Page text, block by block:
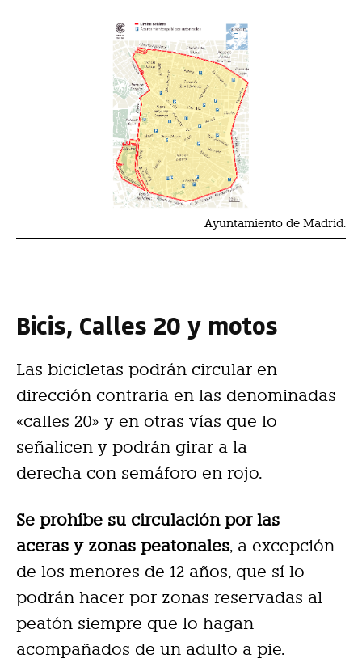
Ayuntamiento de Madrid.
Bicis, Calles 20 y motos
Las bicicletas podrán circular en
dirección contraria en las denominadas
«calles 20» y en otras vías que lo
señalicen y podrán girar a la
derecha con semáforo en rojo.
Se prohíbe su circulación por las
aceras y zonas peatonales, a excepción
de los menores de 12 años, que sí lo
podrán hacer por zonas reservadas al
peatón siempre que lo hagan
acompañados de un adulto a pie.